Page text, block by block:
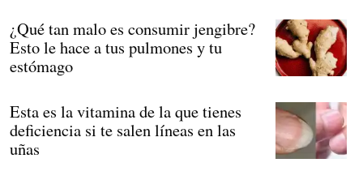
¿Qué tan malo es consumir jengibre?
Esto le hace a tus pulmones y tu
estómago
Esta es la vitamina de la que tienes
deficiencia si te salen líneas en las
uñas